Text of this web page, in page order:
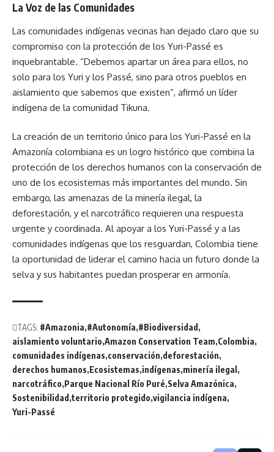
La Voz de las Comunidades
Las comunidades indígenas vecinas han dejado claro que su
compromiso con la protección de los Yuri-Passé es
inquebrantable. “Debemos apartar un área para ellos, no
solo para los Yuri y los Passé, sino para otros pueblos en
aislamiento que sabemos que existen”, afirmó un líder
indígena de la comunidad Tikuna.
La creación de un territorio único para los Yuri-Passé en la
Amazonía colombiana es un logro histórico que combina la
protección de los derechos humanos con la conservación de
uno de los ecosistemas más importantes del mundo. Sin
embargo, las amenazas de la minería ilegal, la
deforestación, y el narcotráfico requieren una respuesta
urgente y coordinada. Al apoyar a los Yuri-Passé y a las
comunidades indígenas que los resguardan, Colombia tiene
la oportunidad de liderar el camino hacia un futuro donde la
selva y sus habitantes puedan prosperar en armonía.
TAGS: #Amazonia #Autonomía #Biodiversidad
aislamiento voluntario Amazon Conservation Team Colombia
comunidades indígenas conservación deforestación
derechos humanos Ecosistemas indígenas minería ilegal
narcotráfico Parque Nacional Río Puré Selva Amazónica
Sostenibilidad territorio protegido vigilancia indígena
Yuri-Passé